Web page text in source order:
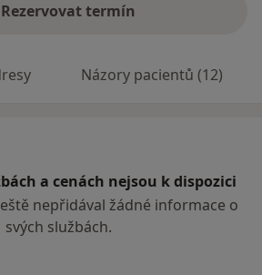
Rezervovat termín
Názory pacientů (12)
a cenách nejsou k dispozici
nepřidával žádné informace o
svých službách.